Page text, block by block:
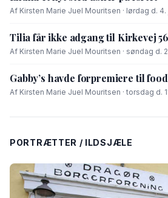
Af Kirsten Marie Juel Mouritsen · lørdag d.
Tilia får ikke adgang til Kirkevej 56
Af Kirsten Marie Juel Mouritsen · søndag d.
Gabby’s havde forpremiere til
Af Kirsten Marie Juel Mouritsen · torsdag d.
PORTRÆTTER / ILDSJÆLE